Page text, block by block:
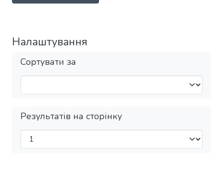
Налаштування
Сортувати за
Результатів на сторінку